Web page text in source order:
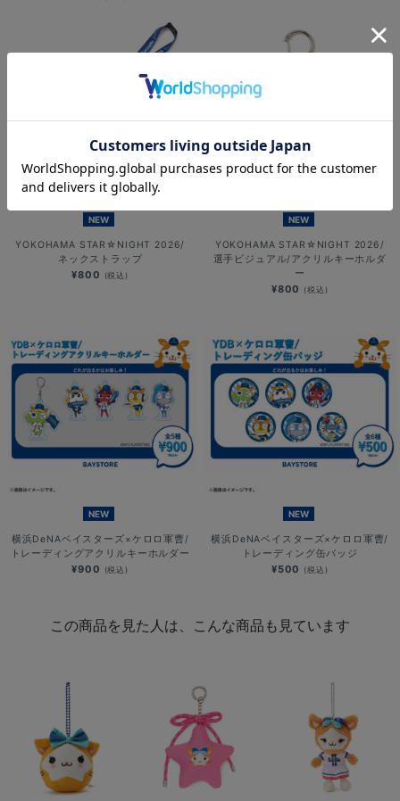
NEW
YOKOHAMA STAR☆NIGHT 2026/
ネックストラップ
¥800 (税込)
NEW
YOKOHAMA STAR☆NIGHT 2026/
選手ビジュアル/アクリルキーホルダ
ー
¥800 (税込)
NEW
横浜DeNAベイスターズ×ケロロ軍曹/
トレーディングアクリルキーホルダー
¥900 (税込)
NEW
横浜DeNAベイスターズ×ケロロ軍曹/
トレーディング缶バッジ
¥500 (税込)
この商品を見た人は、こんな商品も見ています